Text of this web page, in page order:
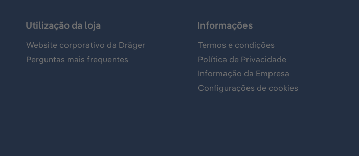
Utilização da loja
Website corporativo da Dräger
Perguntas mais frequentes
Informações
Termos e condições
Política de Privacidade
Informação da Empresa
Configurações de cookies